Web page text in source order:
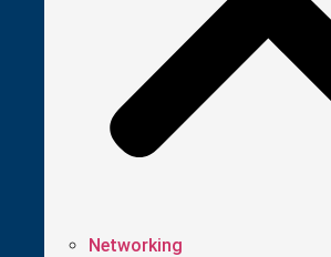
Networking